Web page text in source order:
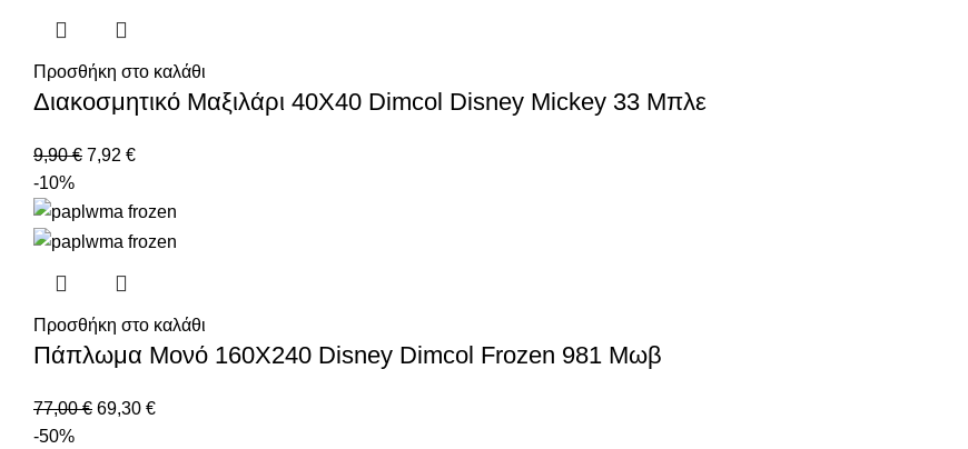
Προσθήκη στο καλάθι
Διακοσμητικό Μαξιλάρι 40X40 Dimcol Disney Mickey 33 Μπλε
9,90€ 7,92 €
-10%
Προσθήκη στο καλάθι
Πάπλωμα Μονό 160X240 Disney Dimcol Frozen 981 Μωβ
77,00€ 69,30 €
-50%